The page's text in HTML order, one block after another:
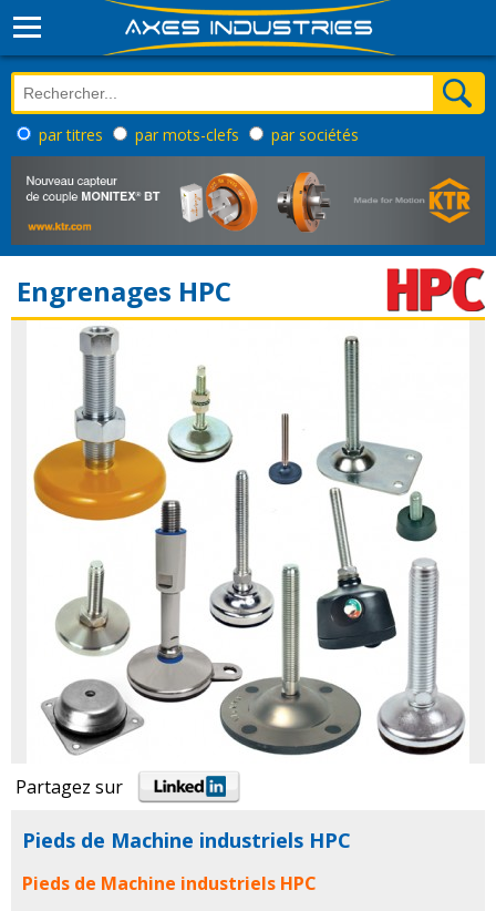
par titres par mots-clefs par sociétés
Engrenages HPC
Partagez sur
Pieds de Machine industriels HPC
Pieds de Machine industriels HPC